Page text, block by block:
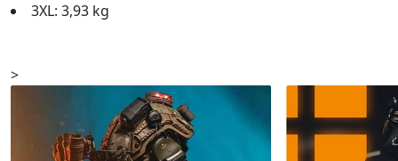
3XL: 3,93 kg
>